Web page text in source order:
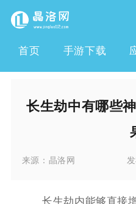
首页 手游下载
长生劫中有哪些
来源： 晶洛网
长生劫内能够直接